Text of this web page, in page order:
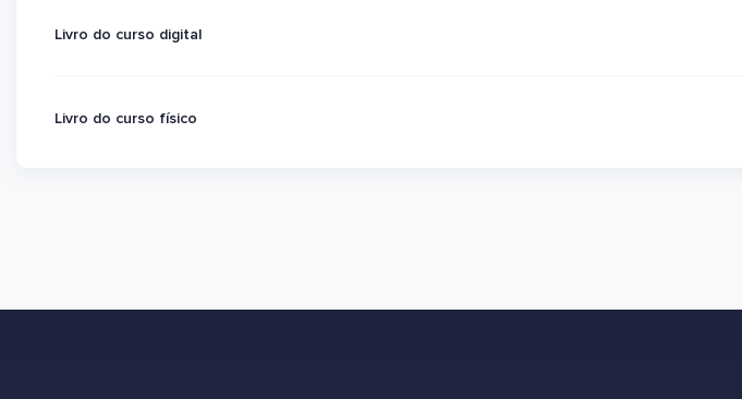
Livro do curso digital
Livro do curso físico